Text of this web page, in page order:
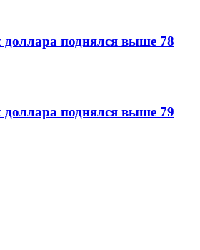
доллара поднялся выше 78
доллара поднялся выше 79